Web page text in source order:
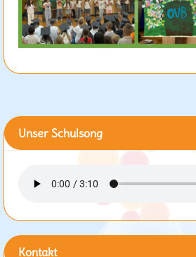
Unser Schulsong
Kontakt